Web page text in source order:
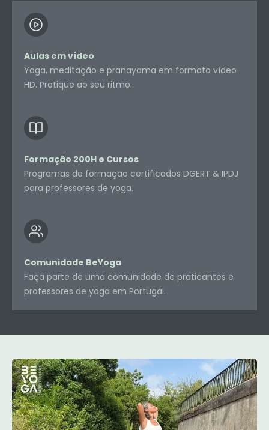
Aulas em vídeo
Yoga, meditação e pranayama em formato vídeo
HD. Pratique ao seu ritmo.
Formação 200H e Cursos
Programas de formação certificados DGERT & IPDJ
para professores de yoga.
Comunidade BeYoga
Faça parte de uma comunidade de praticantes e
professores de yoga em Portugal.